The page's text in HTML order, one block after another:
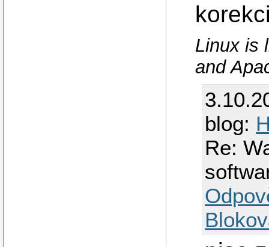
Linux is
and
blog:
Re: